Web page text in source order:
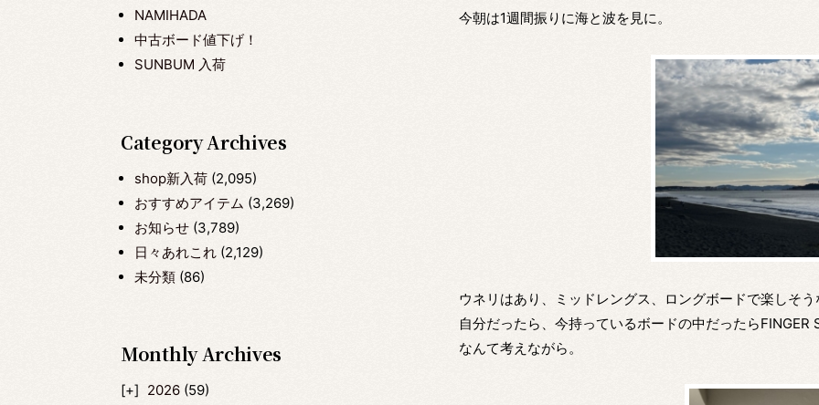
NAMIHADA
中古ボード値下げ！
SUNBUM 入荷
Category Archives
shop新入荷 (2,095)
おすすめアイテム (3,269)
お知らせ (3,789)
日々あれこれ (2,129)
未分類 (86)
Monthly Archives
2026 (59)
今朝は1週間振りに海と波を見に。
ウネリはあり、ミッドレングス、ロングボードで楽しそ
自分だったら、今持っているボードの中だったら
なんて考えながら。